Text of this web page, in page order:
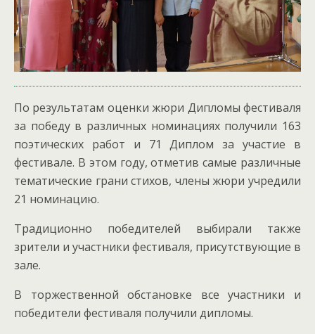
По результатам оценки жюри Дипломы фестиваля
за победу в различных номинациях получили 163
поэтических работ и 71 Диплом за участие в
фестивале. В этом году, отметив самые различные
тематические грани стихов, члены жюри учредили
21 номинацию.
Традиционно победителей выбирали также
зрители и участники фестиваля, присутствующие в
зале.
В торжественной обстановке все участники и
победители фестиваля получили дипломы.